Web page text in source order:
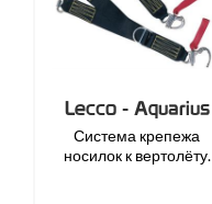
Lecco - Aquarius
Система крепежа
носилок к вертолёту.